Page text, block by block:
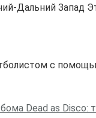
Дальний Запад
с
Dead as Disco: